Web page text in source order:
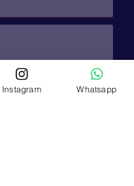
Instagram Whatsapp